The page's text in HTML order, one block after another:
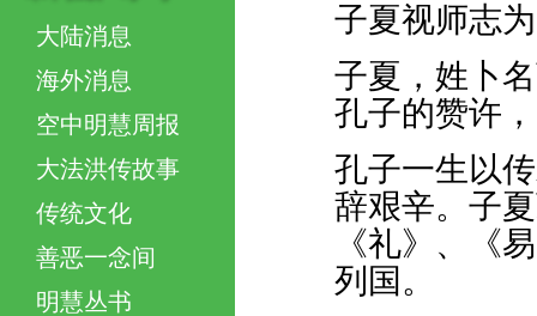
大陆消息
海外消息
空中明慧周报
大法洪传故事
传统文化
善恶一念间
明慧丛书
子夏视师志
子夏，姓卜
孔子的赞许
孔子一生以
辞艰辛。子
《礼》、《
列国。